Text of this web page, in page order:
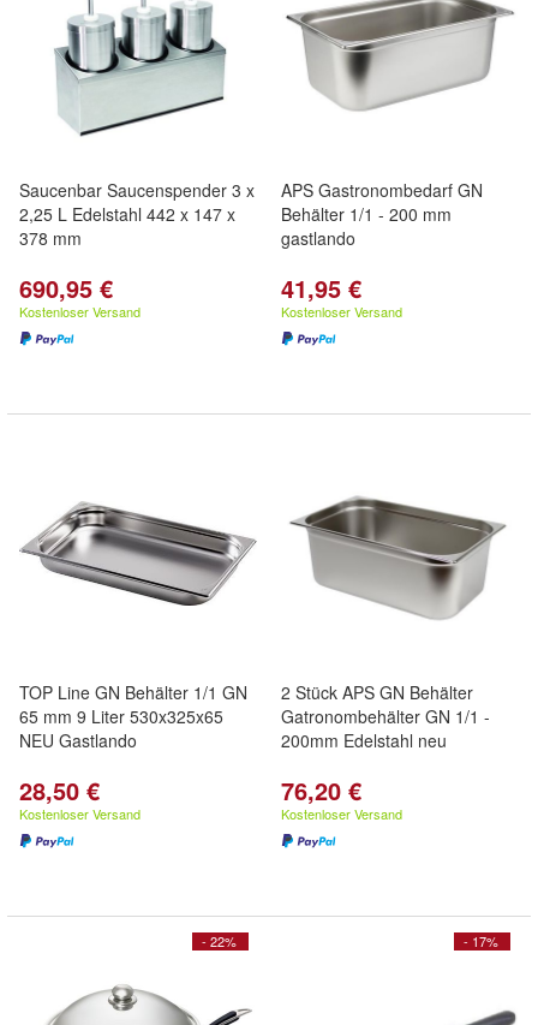
Saucenbar Saucenspender 3 x
2,25 L Edelstahl 442 x 147 x
378 mm
690,95 €
Kostenloser Versand
APS Gastronombedarf GN
Behälter 1/1 - 200 mm
gastlando
41,95 €
Kostenloser Versand
TOP Line GN Behälter 1/1 GN
65 mm 9 Liter 530x325x65
NEU Gastlando
28,50 €
Kostenloser Versand
2 Stück APS GN Behälter
Gatronombehälter GN 1/1 -
200mm Edelstahl neu
76,20 €
Kostenloser Versand
- 22% - 17%